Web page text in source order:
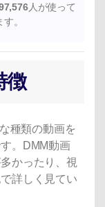
人が使って
。
徴
種類の動画を
。DMM動画
かったり、視
詳しく見てい